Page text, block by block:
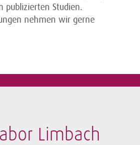
publizierten Studien.
nehmen wir gerne
Limbach